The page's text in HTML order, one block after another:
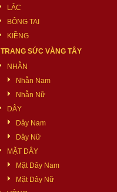
LẮC
BÔNG TAI
KIỀNG
TRANG SỨC VÀNG TÂY
NHẪN
Nhẫn Nam
Nhẫn Nữ
DÂY
Dây Nam
Dây Nữ
MẶT DÂY
Mặt Dây Nam
Mặt Dây Nữ